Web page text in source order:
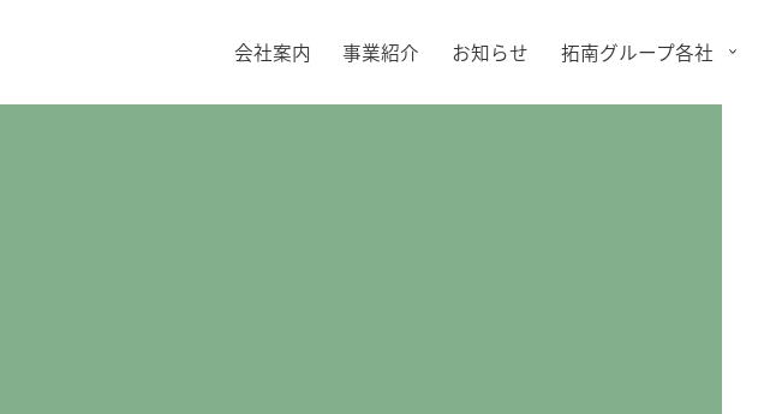
会社案内 事業紹介 お知らせ 拓南グループ各社